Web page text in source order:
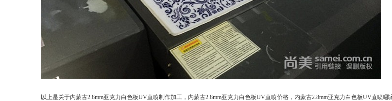
以上是关于内蒙古2.8mm亚克力白色板UV直喷制作加工，内蒙古2.8mm亚克力白色板UV直喷价格，内蒙古2.8mm亚克力白色板UV直喷哪